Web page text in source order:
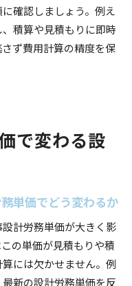
新動向と設備工事
人単価表の関係性
目すべき単価表項目
管理の実践法
和6年度単価表の活
で費用管理を強化
現する費用精度向上
改定情報の分析法
ランスで最適化を図
向も先取り解説
確認しましょう。例え
積算や見積もりに即時
ず費用計算の精度を保
で変わる設
単価でどう変わるか
計労務単価が大きく影
の単価が見積もりや積
には欠かせません。例
新の設計労務単価を反